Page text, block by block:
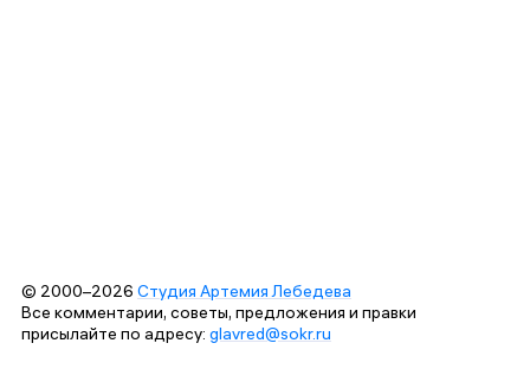
© 2000–2026 Студия Артемия Лебедева
Все комментарии, советы, предложения и правки
присылайте по адресу: glavred@sokr.ru